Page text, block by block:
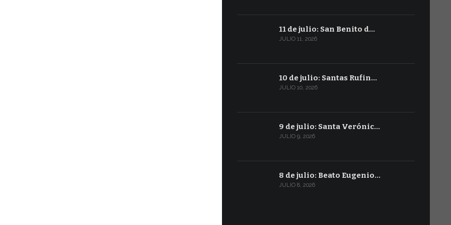
11 de julio: San Benito d…
JULIO 11, 2026
10 de julio: Santas Rufin…
JULIO 10, 2026
9 de julio: Santa Verónic…
JULIO 9, 2026
8 de julio: Beato Eugenio…
JULIO 8, 2026